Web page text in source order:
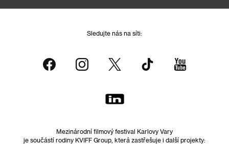
Sledujte nás na síti:
Mezinárodní filmový festival Karlovy Vary
je součástí rodiny KVIFF Group, která zastřešuje i další projekty: